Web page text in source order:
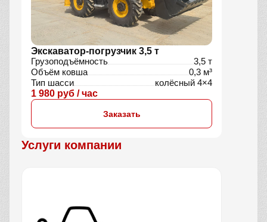
Экскаватор-погрузчик 3,5 т
Грузоподъёмность
3,5 т
Объём ковша
0,3 м³
Тип шасси
колёсный 4×4
1 980 руб / час
Заказать
Услуги компании